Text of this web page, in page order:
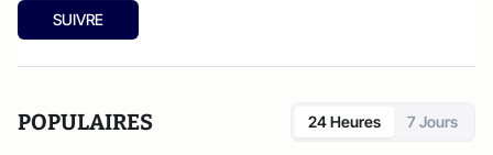
humanisme – Introduction à la pensée de Luc Ferry
(Germina, 2010). Il est également l’auteur, avec Pierre-Henri
SUIVRE
POPULAIRES 24 Heures 7 Jours